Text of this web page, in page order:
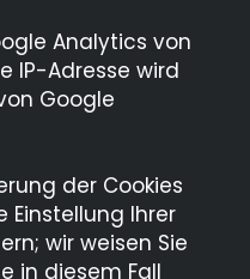
Analytics von
IP-Adresse wird
Google
der Cookies
Ihrer
wir weisen Sie
in diesem Fall